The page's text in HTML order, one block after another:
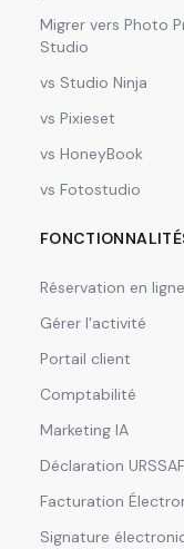
Migrer vers Photo
Studio
vs Studio Ninja
vs Pixieset
vs HoneyBook
vs Fotostudio
Réservation en ligne
Gérer l'activité
Portail client
Comptabilité
Marketing IA
Déclaration URSSAF
Facturation
Signature